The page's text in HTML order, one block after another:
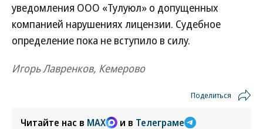
уведомления ООО «Тулуюл» о допущенных
компанией нарушениях лицензии. Судебное
определение пока не вступило в силу.
Игорь Лавренков, Кемерово
Поделиться
Читайте нас в MAX и в Телеграме